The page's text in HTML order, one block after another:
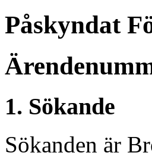
Påskyndat
1. Sökande
Sökanden är